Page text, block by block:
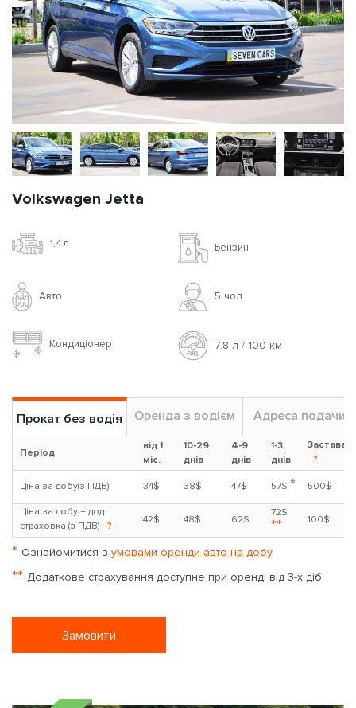
Volkswagen Jetta
1.4л Бензин
Авто 5 чoл
Кондиціонер 7.8 л / 100 км
Прокат без водія Оренда з водієм Адреса подачи
Період
від 1
міс.
10-29
днів
4-9
днів
1-3
днів
Застава
?
Ціна за добу(з ПДВ) 34$ 38$ 47$ 57$ * 500$
Ціна за добу + дод.
страховка (з ПДВ)
?
42$ 48$ 62$
72$
** 100$
* Ознайомитися з умовами оренди авто на добу
** Додаткове страхування доступне при оренді від 3-х діб
Замовити